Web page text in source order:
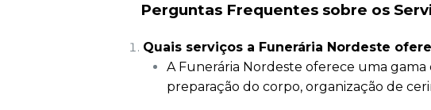
Perguntas Frequentes sobre os
Quais serviços a Funerária Nordeste
A Funerária Nordeste oferece uma
preparação do corpo, organização de